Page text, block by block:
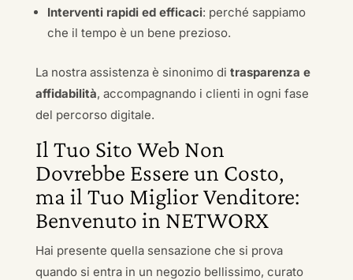
Interventi rapidi ed efficaci: perché sappiamo
che il tempo è un bene prezioso.
La nostra assistenza è sinonimo di trasparenza e
affidabilità, accompagnando i clienti in ogni fase
del percorso digitale.
Il Tuo Sito Web Non
Dovrebbe Essere un Costo,
ma il Tuo Miglior Venditore:
Benvenuto in NETWORX
Hai presente quella sensazione che si prova
quando si entra in un negozio bellissimo, curato